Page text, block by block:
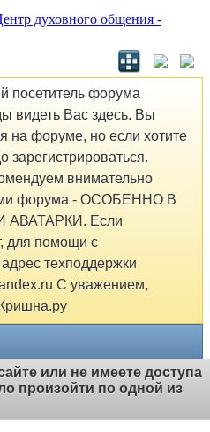
посетитель форума
видеть Вас здесь. Вы
на форуме, но если хотите
зарегистрироваться.
внимательно
форума - ОСОБЕННО В
Если
для помощи с
техподдержки
С уважением,
или не имеете доступа
произойти по одной из